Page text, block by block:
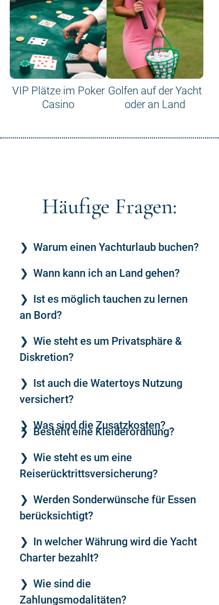
VIP Plätze im Poker
Casino
Golfen auf der Yacht
oder an Land
Häufige Fragen:
Warum einen Yachturlaub buchen?
Wann kann ich an Land gehen?
Ist es möglich tauchen zu lernen
an Bord?
Wie steht es um Privatsphäre &
Diskretion?
Ist auch die Watertoys Nutzung
versichert?
Was sind die Zusatzkosten?
Besteht eine Kleiderordnung?
Wie steht es um eine
Reiserücktrittsversicherung?
Werden Sonderwünsche für Essen
berücksichtigt?
In welcher Währung wird die Yacht
Charter bezahlt?
Wie sind die
Zahlungsmodalitäten?